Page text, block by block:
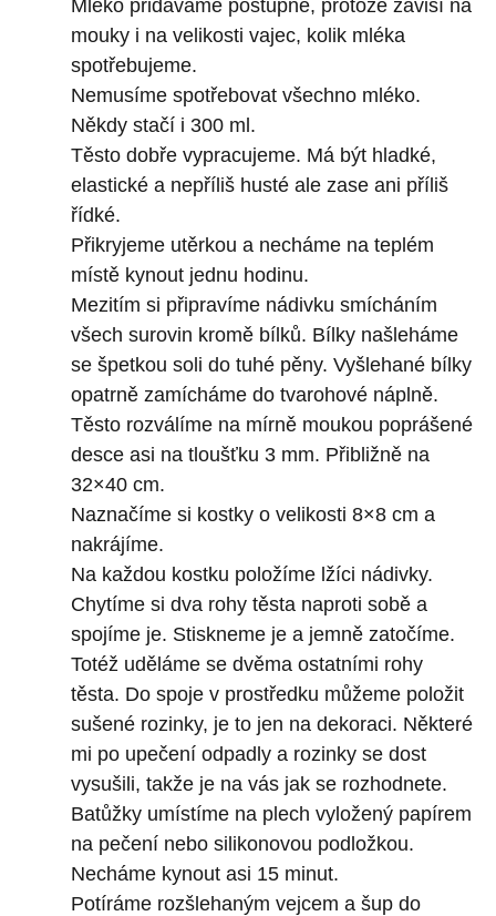
Mléko přidáváme postupně, protože závisí na
mouky i na velikosti vajec, kolik mléka
spotřebujeme.
Nemusíme spotřebovat všechno mléko.
Někdy stačí i 300 ml.
Těsto dobře vypracujeme. Má být hladké,
elastické a nepříliš husté ale zase ani příliš
řídké.
Přikryjeme utěrkou a necháme na teplém
místě kynout jednu hodinu.
Mezitím si připravíme nádivku smícháním
všech surovin kromě bílků. Bílky našleháme
se špetkou soli do tuhé pěny. Vyšlehané bílky
opatrně zamícháme do tvarohové náplně.
Těsto rozválíme na mírně moukou poprášené
desce asi na tloušťku 3 mm. Přibližně na
32×40 cm.
Naznačíme si kostky o velikosti 8×8 cm a
nakrájíme.
Na každou kostku položíme lžíci nádivky.
Chytíme si dva rohy těsta naproti sobě a
spojíme je. Stiskneme je a jemně zatočíme.
Totéž uděláme se dvěma ostatními rohy
těsta. Do spoje v prostředku můžeme položit
sušené rozinky, je to jen na dekoraci. Některé
mi po upečení odpadly a rozinky se dost
vysušili, takže je na vás jak se rozhodnete.
Batůžky umístíme na plech vyložený papírem
na pečení nebo silikonovou podložkou.
Necháme kynout asi 15 minut.
Potíráme rozšlehaným vejcem a šup do